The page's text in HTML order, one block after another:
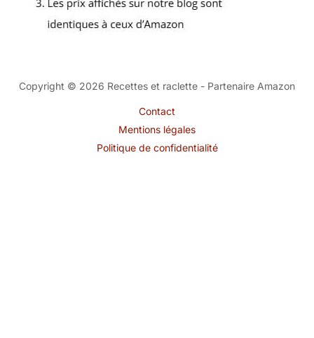
Copyright © 2026 Recettes et raclette - Partenaire Amazon
Contact
Mentions légales
Politique de confidentialité